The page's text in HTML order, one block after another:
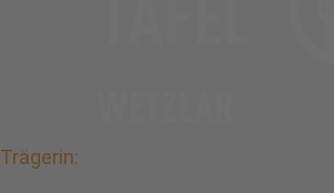
Trägerin: